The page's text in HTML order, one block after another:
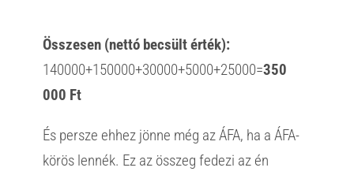
Összesen (nettó becsült érték):
140000+150000+30000+5000+25000=350
000 Ft
És persze ehhez jönne még az ÁFA, ha a ÁFA-
körös lennék. Ez az összeg fedezi az én